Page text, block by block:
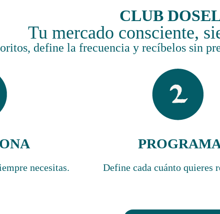
CLUB
Tu mercado consciente,
define la frecuencia y recíbelos sin
necesitas. Define cada cuánto quieres